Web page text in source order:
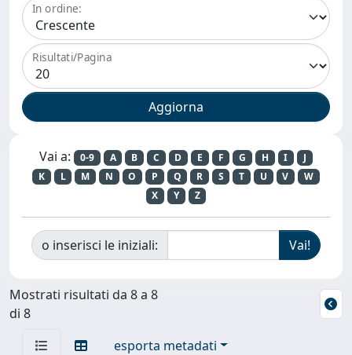
In ordine:
Risultati/Pagina
Vai a: 0-9 A B C D E F G H I
J
K
L M N O P Q R S T U V
W
X
Y Z
o inserisci le iniziali:
Mostrati risultati da 8 a 8
di 8
esporta metadati